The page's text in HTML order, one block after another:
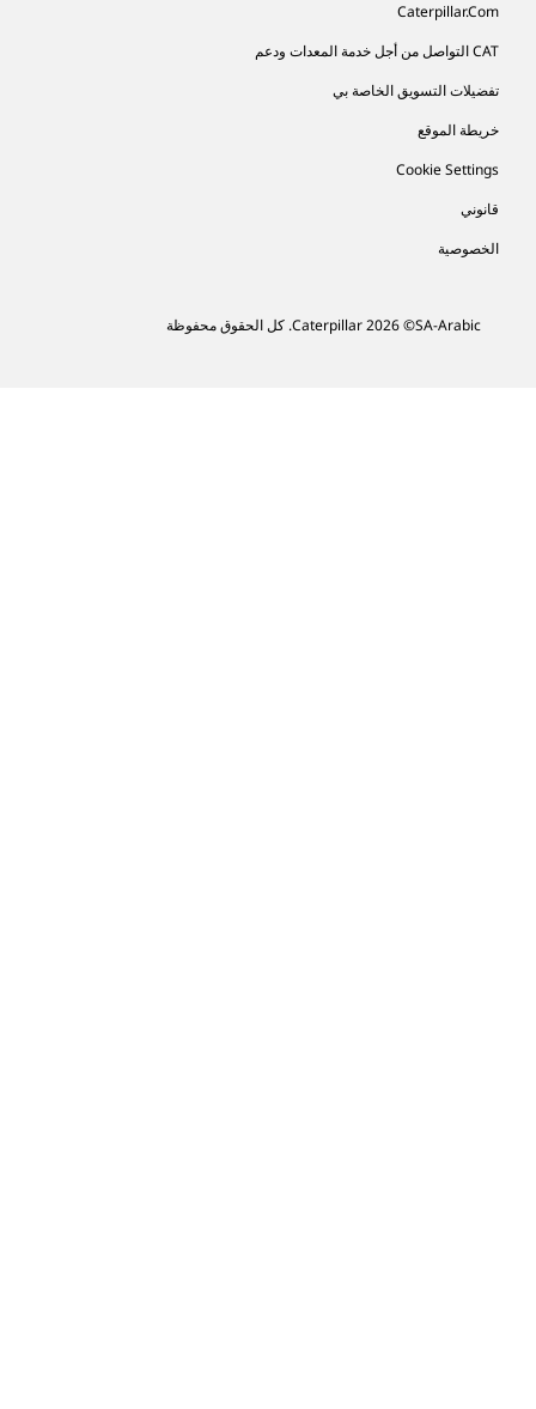
Caterpillar.com
CAT التواصل من أجل خدمة المعدات ودعم
تفضيلات التسويق الخاصة بي
خريطة الموقع
Cookie Settings
قانوني
الخصوصية
SA-Arabic© 2026 Caterpillar. كل الحقوق محفوظة